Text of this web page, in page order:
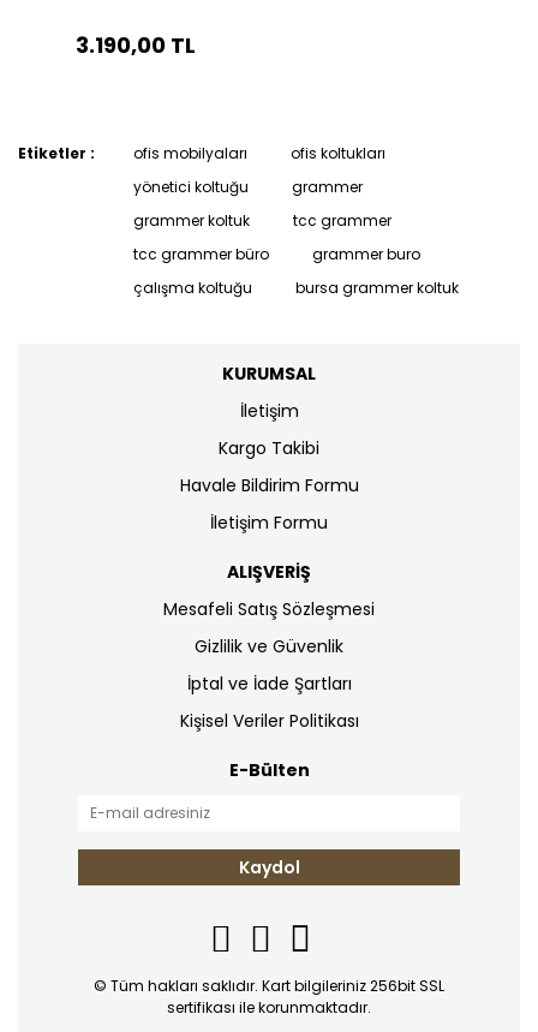
3.190,00 TL
Etiketler : ofis mobilyaları
ofis koltukları
yönetici koltuğu
grammer
grammer koltuk
tcc grammer
tcc grammer büro
grammer buro
çalışma koltuğu
bursa grammer koltuk
KURUMSAL
İletişim
Kargo Takibi
Havale Bildirim Formu
İletişim Formu
ALIŞVERİŞ
Mesafeli Satış Sözleşmesi
Gizlilik ve Güvenlik
İptal ve İade Şartları
Kişisel Veriler Politikası
E-Bülten
Kaydol
© Tüm hakları saklıdır. Kart bilgileriniz 256bit SSL
sertifikası ile korunmaktadır.